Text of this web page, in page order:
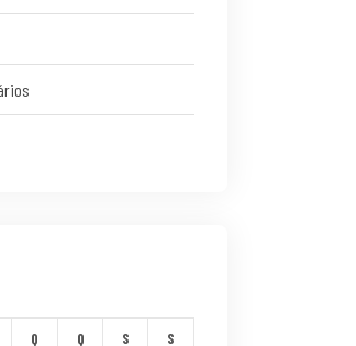
Q Q S S